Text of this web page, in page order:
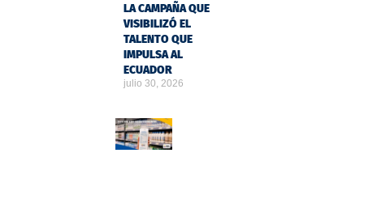
LA CAMPAÑA QUE
VISIBILIZÓ EL
TALENTO QUE
IMPULSA AL
ECUADOR
julio 30, 2026